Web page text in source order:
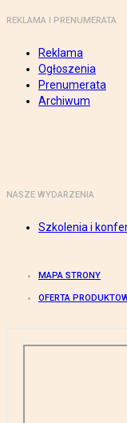
REKLAMA I PRENUMERATA
Reklama
Ogłoszenia
Prenumerata
Archiwum
NASZE WYDARZENIA
Szkolenia i
MAPA STRONY
OFERTA